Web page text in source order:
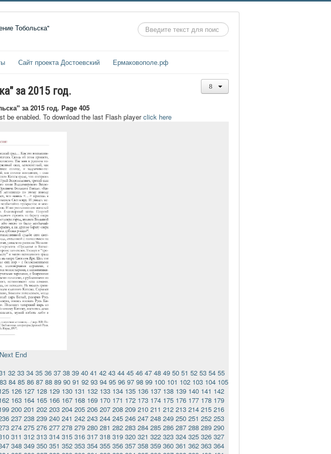
Искать...
Сайт проекта Достоевский Ермаковополе.рф
за 2015 год.
за 2015 год. Page 405
be enabled. To download the last Flash playerclick here
Next End
32 33 34 35 36 37 38 39 40 41 42 43 44 45 46 47 48 49 50 51 52 53 54 55
83 84 85 86 87 88 89 90 91 92 93 94 95 96 97 98 99 100 101 102 103 104 105
126 127 128 129 130 131 132 133 134 135 136 137 138 139 140 141 142
163 164 165 166 167 168 169 170 171 172 173 174 175 176 177 178 179
200 201 202 203 204 205 206 207 208 209 210 211 212 213 214 215 216
237 238 239 240 241 242 243 244 245 246 247 248 249 250 251 252 253
274 275 276 277 278 279 280 281 282 283 284 285 286 287 288 289 290
311 312 313 314 315 316 317 318 319 320 321 322 323 324 325 326 327
348 349 350 351 352 353 354 355 356 357 358 359 360 361 362 363 364